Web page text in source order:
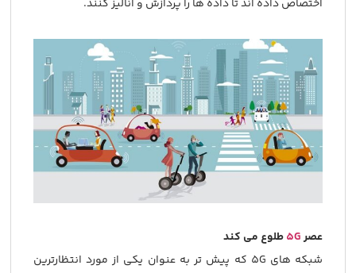
اختصاص داده اند تا داده ها را پردازش و آنالیز کنند.
عصر5Gطلوع می کند
شبکه های 5G که پیش تر به عنوان یکی از مورد انتظارترین